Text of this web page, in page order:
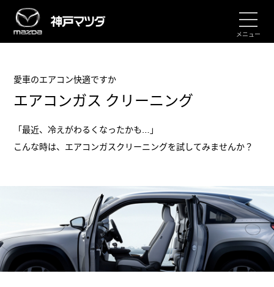
メニュー
愛車のエアコン快適ですか
エアコンガス クリーニング
「最近、冷えがわるくなったかも…」
こんな時は、エアコンガスクリーニングを試してみませんか？